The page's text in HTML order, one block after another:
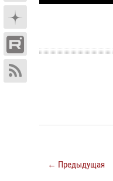
← Предыдущая